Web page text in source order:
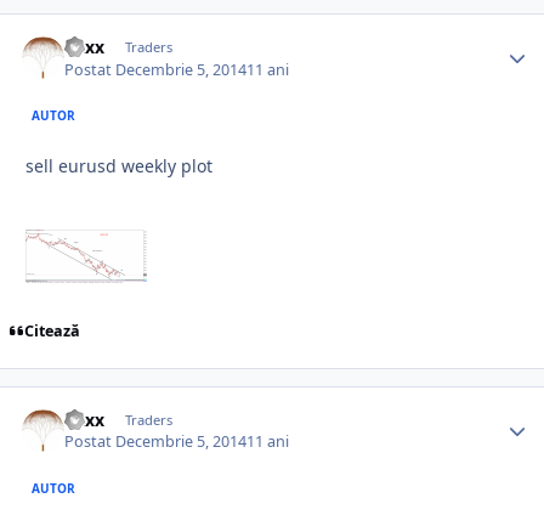
Vaxx Traders
Postat Decembrie 5, 201411 ani
AUTOR
sell eurusd weekly plot
Citează
Vaxx Traders
Postat Decembrie 5, 201411 ani
AUTOR